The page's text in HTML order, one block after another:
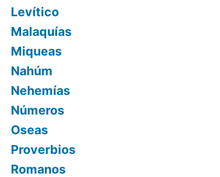
Levítico
Malaquías
Miqueas
Nahúm
Nehemías
Números
Oseas
Proverbios
Romanos